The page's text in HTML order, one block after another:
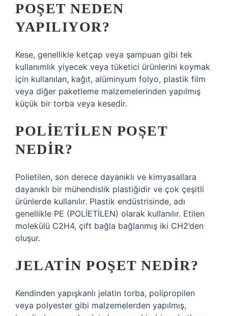
POŞET NEDEN
YAPILIYOR?
Kese, genellikle ketçap veya şampuan gibi tek
kullanımlık yiyecek veya tüketici ürünlerini koymak
için kullanılan, kağıt, alüminyum folyo, plastik film
veya diğer paketleme malzemelerinden yapılmış
küçük bir torba veya kesedir.
POLIETILEN POŞET
NEDIR?
Polietilen, son derece dayanıklı ve kimyasallara
dayanıklı bir mühendislik plastiğidir ve çok çeşitli
ürünlerde kullanılır. Plastik endüstrisinde, adı
genellikle PE (POLİETİLEN) olarak kullanılır. Etilen
molekülü C2H4, çift bağla bağlanmış iki CH2’den
oluşur.
JELATIN POŞET NEDIR?
Kendinden yapışkanlı jelatin torba, polipropilen
veya polyester gibi malzemelerden yapılmış,